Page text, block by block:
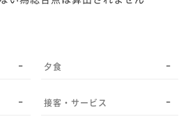
-
-
夕食 -
接客・サービス -